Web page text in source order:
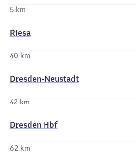
5 km
Riesa
40 km
Dresden-Neustadt
42 km
Dresden Hbf
62 km